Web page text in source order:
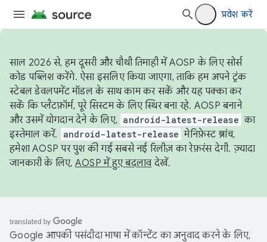
प्रवेश करें
साल 2026 से, हम दूसरी और चौथी तिमाही में AOSP के लिए सोर्स
कोड पब्लिश करेंगे. ऐसा इसलिए किया जाएगा, ताकि हम अपने ट्रंक
स्टेबल डेवलपमेंट मॉडल के साथ काम कर सकें और यह पक्का कर
सकें कि प्लैटफ़ॉर्म, पूरे सिस्टम के लिए स्थिर बना रहे. AOSP बनाने
और उसमें योगदान देने के लिए, android-latest-release का
इस्तेमाल करें.
android-latest-release मेनिफ़ेस्ट ब्रांच,
हमेशा AOSP पर पुश की गई सबसे नई रिलीज़ का रेफ़रंस देगी. ज़्यादा
जानकारी के लिए, AOSP में हुए बदलावदेखें.
Google आपकी पसंदीदा भाषा में कॉन्टेंट का अनुवाद करने के लिए,